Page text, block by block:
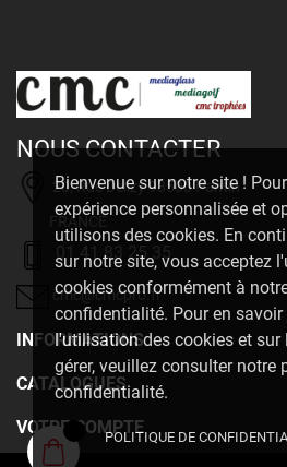
Bienvenue sur notre site !
expérience personnalisée et
utilisons des cookies. En
sur notre site, vous acceptez
cookies conformément à
confidentialité. Pour en
l'utilisation des cookies et sur
gérer, veuillez consulter notre
confidentialité.
POLITIQUE DE
NOUS CONTACTER
20, Rue Delizy 93500 Pantin
FRANCE
01 41 83 25 35
cmc@cmcpro.fr
INFORMATIONS
CATALOGUES
VOTRE COMPTE